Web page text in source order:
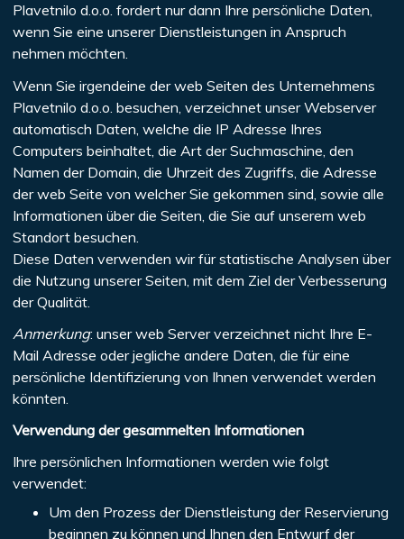
Plavetnilo d.o.o. fordert nur dann Ihre persönliche Daten,
wenn Sie eine unserer Dienstleistungen in Anspruch
nehmen möchten.
Wenn Sie irgendeine der web Seiten des Unternehmens
Plavetnilo d.o.o. besuchen, verzeichnet unser Webserver
automatisch Daten, welche die IP Adresse Ihres
Computers beinhaltet, die Art der Suchmaschine, den
Namen der Domain, die Uhrzeit des Zugriffs, die Adresse
der web Seite von welcher Sie gekommen sind, sowie alle
Informationen über die Seiten, die Sie auf unserem web
Standort besuchen.
Diese Daten verwenden wir für statistische Analysen über
die Nutzung unserer Seiten, mit dem Ziel der Verbesserung
der Qualität.
Anmerkung: unser web Server verzeichnet nicht Ihre E-
Mail Adresse oder jegliche andere Daten, die für eine
persönliche Identifizierung von Ihnen verwendet werden
könnten.
Verwendung der gesammelten Informationen
Ihre persönlichen Informationen werden wie folgt
verwendet:
Um den Prozess der Dienstleistung der Reservierung
beginnen zu können und Ihnen den Entwurf der